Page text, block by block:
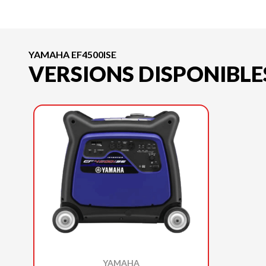
YAMAHA EF4500ISE
VERSIONS
YAMAHA